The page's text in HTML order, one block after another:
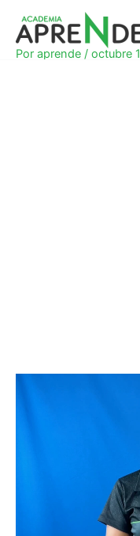
contenido
Por aprende / octubre